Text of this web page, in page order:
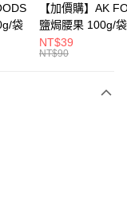
銀行
業銀行
方式。 讓您購物簡單
袋
【加價購】AK
鹽焗腰果 100g/袋
NT$39
NT$90